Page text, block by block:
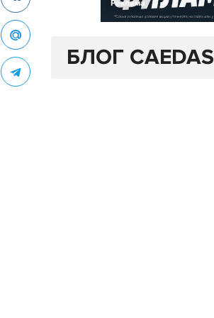
Реклама
БЛОГ CAEDAS